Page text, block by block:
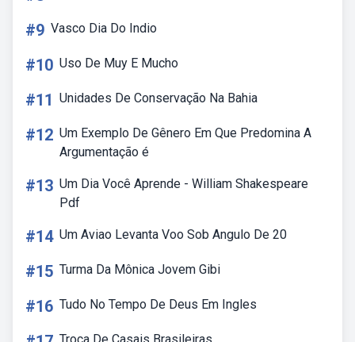
#9 Vasco Dia Do Indio
#10 Uso De Muy E Mucho
#11 Unidades De Conservação Na Bahia
#12 Um Exemplo De Gênero Em Que Predomina A
Argumentação é
#13 Um Dia Você Aprende - William Shakespeare
Pdf
#14 Um Aviao Levanta Voo Sob Angulo De 20
#15 Turma Da Mônica Jovem Gibi
#16 Tudo No Tempo De Deus Em Ingles